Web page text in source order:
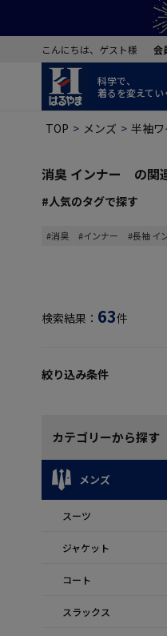
こんにちは、ゲスト様 会
科学で、
着るを変えてい
TOP メンズ 半袖
消臭 インナー の関
#人気のタグで探す
#消臭 #インナー #長袖 イ
検索結果： 63件
絞り込み条件
カテゴリーから探す
メンズ
スーツ
ジャケット
コート
スラックス